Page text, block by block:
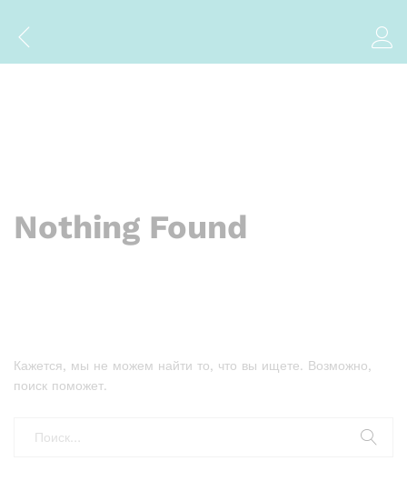
Nothing Found
Кажется, мы не можем найти то, что вы ищете. Возможно,
поиск поможет.